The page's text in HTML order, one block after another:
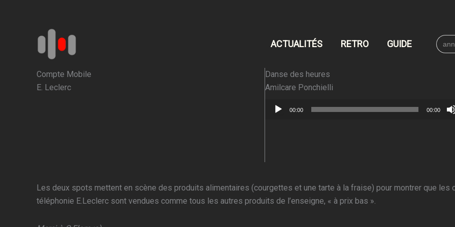
ACTUALITÉS RETRO GUIDE
for:
Compte Mobile
E. Leclerc
Danse des heures
Amilcare Ponchielli
Lecteur 00:00 00:00
Les deux spots mettent en scène des produits alimentaires (courgettes et une tarte à la fraise) pour montrer que les
téléphonie E.Leclerc sont vendues comme tous les autres produits de l’enseigne, « à prix bas ».